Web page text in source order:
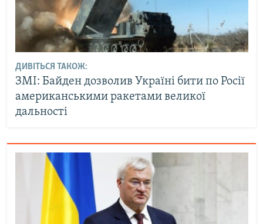
ДИВІТЬСЯ ТАКОЖ:
ЗМІ: Байден дозволив Україні бити по Росії
американськими ракетами великої
дальності